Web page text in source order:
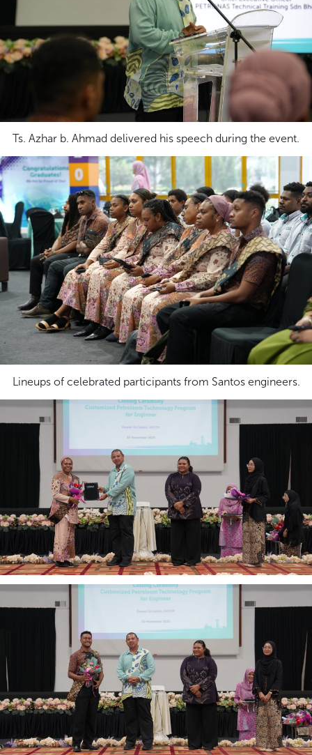
Ts. Azhar b. Ahmad delivered his speech during the event.
Lineups of celebrated participants from Santos engineers.